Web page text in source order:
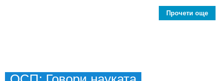
Прочети още